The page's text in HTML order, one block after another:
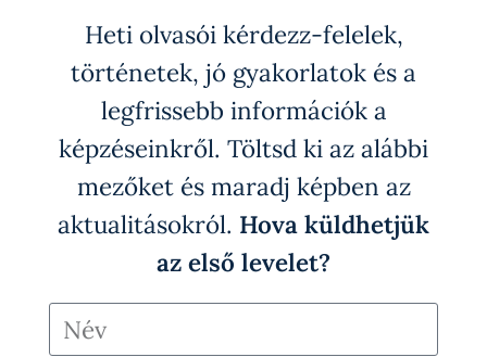
Heti olvasói kérdezz-felelek,
történetek, jó gyakorlatok és a
legfrissebb információk a
képzéseinkről. Töltsd ki az alábbi
mezőket és maradj képben az
aktualitásokról. Hova küldhetjük
az első levelet?